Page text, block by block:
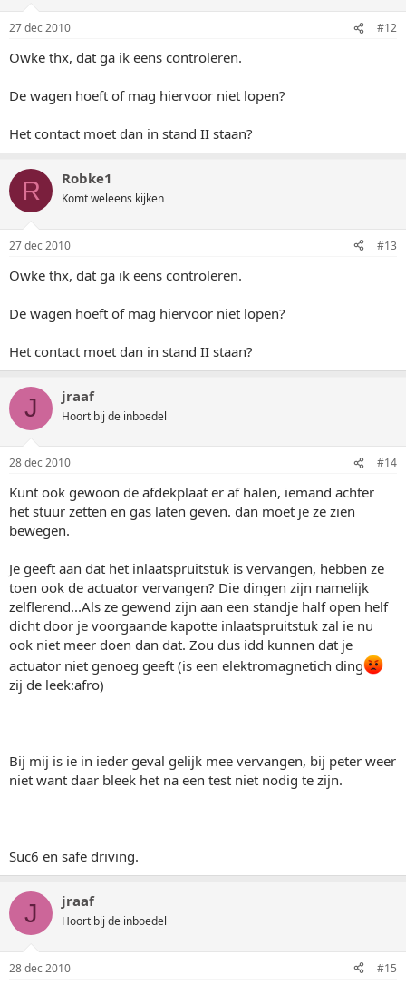
27 dec 2010 #12
Owke thx, dat ga ik eens controleren.
De wagen hoeft of mag hiervoor niet lopen?
Het contact moet dan in stand II staan?
R Robke1
Komt weleens kijken
27 dec 2010 #13
Owke thx, dat ga ik eens controleren.
De wagen hoeft of mag hiervoor niet lopen?
Het contact moet dan in stand II staan?
J jraaf
Hoort bij de inboedel
28 dec 2010 #14
Kunt ook gewoon de afdekplaat er af halen, iemand achter
het stuur zetten en gas laten geven. dan moet je ze zien
bewegen.
Je geeft aan dat het inlaatspruitstuk is vervangen, hebben ze
toen ook de actuator vervangen? Die dingen zijn namelijk
zelflerend...Als ze gewend zijn aan een standje half open helf
dicht door je voorgaande kapotte inlaatspruitstuk zal ie nu
ook niet meer doen dan dat. Zou dus idd kunnen dat je
actuator niet genoeg geeft (is een elektromagnetich ding
zij de leek:afro)
Bij mij is ie in ieder geval gelijk mee vervangen, bij peter weer
niet want daar bleek het na een test niet nodig te zijn.
Suc6 en safe driving.
J jraaf
Hoort bij de inboedel
28 dec 2010 #15